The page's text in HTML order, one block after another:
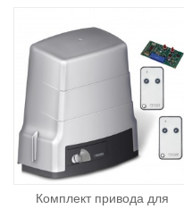
Комплект привода для